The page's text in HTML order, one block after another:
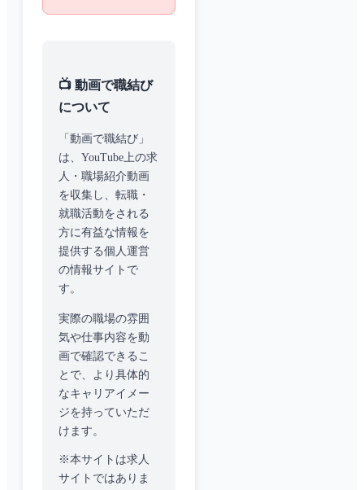
📺 動画で職結び
について
「動画で職結び」
は、YouTube上の求
人・職場紹介動画
を収集し、転職・
就職活動をされる
方に有益な情報を
提供する個人運営
の情報サイトで
す。
実際の職場の雰囲
気や仕事内容を動
画で確認できるこ
とで、より具体的
なキャリアイメー
ジを持っていただ
けます。
※本サイトは求人
サイトではありま